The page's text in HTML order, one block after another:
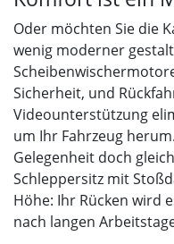
Oder möchten Sie die
wenig moderner
Sicherheit, und
Videounterstützung
um Ihr Fahrzeug
Gelegenheit doch
Schleppersitz mit
Höhe: Ihr Rücken wird
nach langen